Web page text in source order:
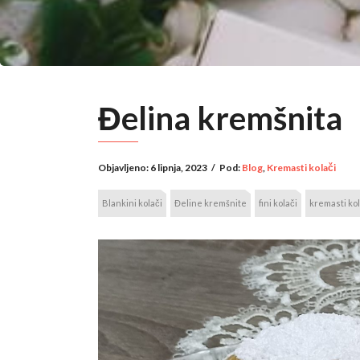
Đelina kremšnita
Objavljeno: 6 lipnja, 2023 / Pod: Blog, Kremasti kolači
Blankini kolači Đeline kremšnite fini kolači kremasti